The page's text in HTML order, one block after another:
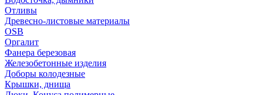
Отливы
Древесно-листовые материалы
OSB
Оргалит
Фанера березовая
Железобетонные изделия
Доборы колодезные
Крышки, днища